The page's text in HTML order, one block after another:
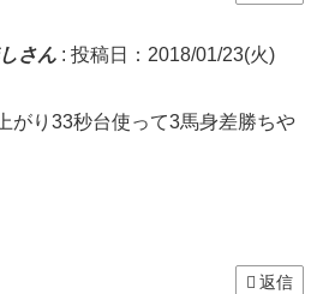
さん : 投稿日：2018/01/23(火)
がり33秒台使って3馬身差勝ちや
返信